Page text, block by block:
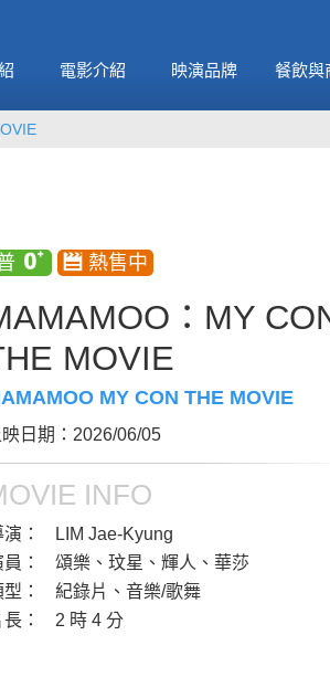
電影介紹 MORE
映演品牌 餐飲與
MORE
：MY
MOVIE
MY CON THE MOVIE
映日期：2026/06/05
INFO
：
LIM Jae-Kyung
：
頌樂、玟星、輝人、華莎
：
紀錄片、音樂/歌舞
長：
2 時 4 分